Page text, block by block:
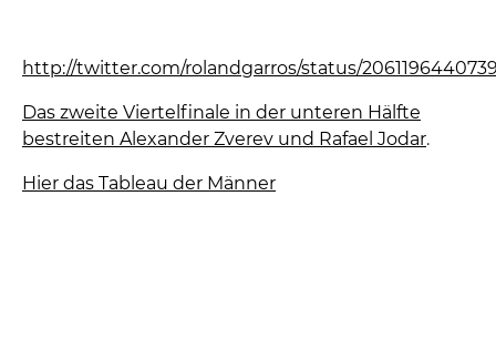
http://twitter.com/rolandgarros/status/
Das zweite Viertelfinale in der unteren Hälfte
bestreiten Alexander Zverev und Rafael Jodar.
Hier das Tableau der Männer